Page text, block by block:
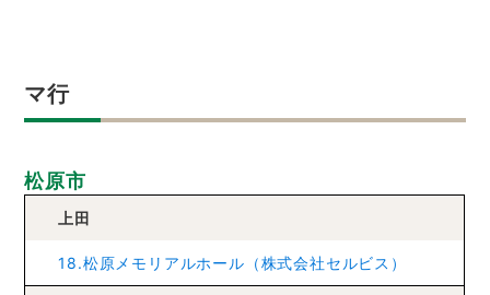
マ行
松原市
上田
18.松原メモリアルホール（株式会社セルビス）